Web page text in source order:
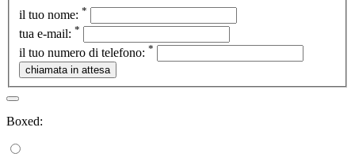
il tuo nome: *
tua e-mail: *
il tuo numero di telefono: *
Boxed: